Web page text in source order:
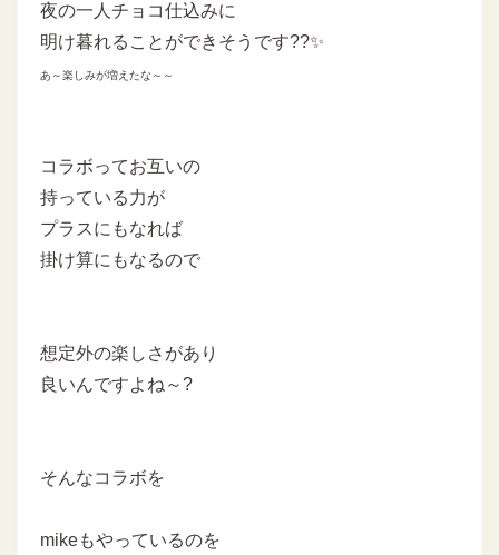
夜の一人チョコ仕込みに
明け暮れることができそうです??✨
あ～楽しみが増えたな～～
コラボってお互いの
持っている力が
プラスにもなれば
掛け算にもなるので
想定外の楽しさがあり
良いんですよね～?
そんなコラボを
mikeもやっているのを